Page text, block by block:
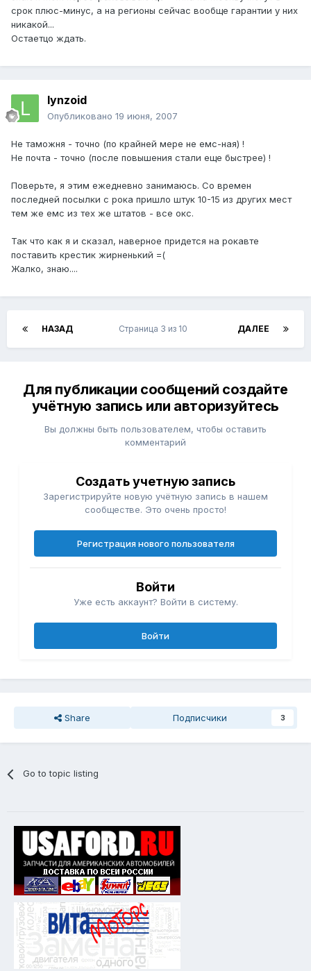
срок плюс-минус, а на регионы сейчас вообще гарантии у них
никакой...
Остаетцо ждать.
lynzoid
Опубликовано 19 июня, 2007
Не таможня - точно (по крайней мере не емс-ная) !
Не почта - точно (после повышения стали еще быстрее) !
Поверьте, я этим ежедневно занимаюсь. Со времен
последней посылки с рока пришло штук 10-15 из других мест
тем же емс из тех же штатов - все окс.
Так что как я и сказал, наверное придется на рокавте
поставить крестик жирненький =(
Жалко, знаю....
НАЗАД ДАЛЕЕ
Страница 3 из 10
Для публикации сообщений создайте
учётную запись или авторизуйтесь
Вы должны быть пользователем, чтобы оставить
комментарий
Создать учетную запись
Зарегистрируйте новую учётную запись в нашем
сообществе. Это очень просто!
Регистрация нового пользователя
Войти
Уже есть аккаунт? Войти в систему.
Войти
Share Подписчики 3
Go to topic listing